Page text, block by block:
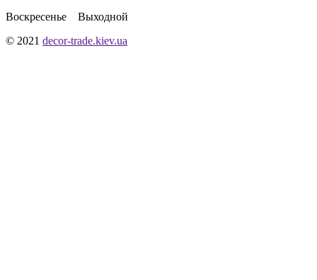
Воскресенье Выходной
© 2021 decor-trade.kiev.ua